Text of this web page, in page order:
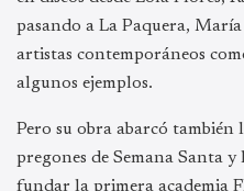
pasando a La Paquera,
artistas contemporáneos
algunos ejemplos.
Pero su obra abarcó
pregones de Semana Santa
fundar la primera academia